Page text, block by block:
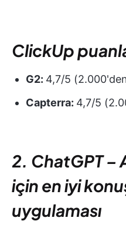
ClickUp
G2: 4,7/5
Capterra: 4,7/5
2. ChatGPT–
için en iyi
uygulaması